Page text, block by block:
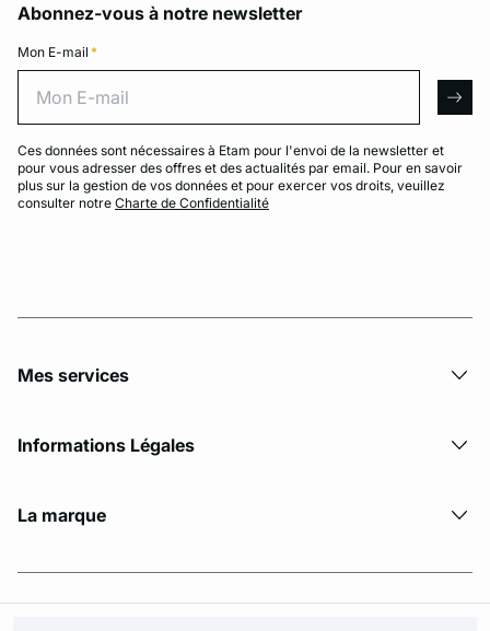
Abonnez-vous à notre newsletter
Mon E-mail *
Ces données sont nécessaires à Etam pour l'envoi de la newsletter et
pour vous adresser des offres et des actualités par email. Pour en savoir
plus sur la gestion de vos données et pour exercer vos droits, veuillez
consulter notre Charte de Confidentialité
Mes services
Informations Légales
La marque